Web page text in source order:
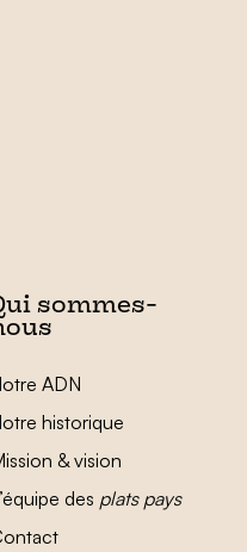
sommes-
ADN
historique
& vision
des plats pays